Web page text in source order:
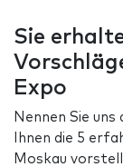
Sie
Expo
Nennen Sie
Ihnen die 5
Moskau